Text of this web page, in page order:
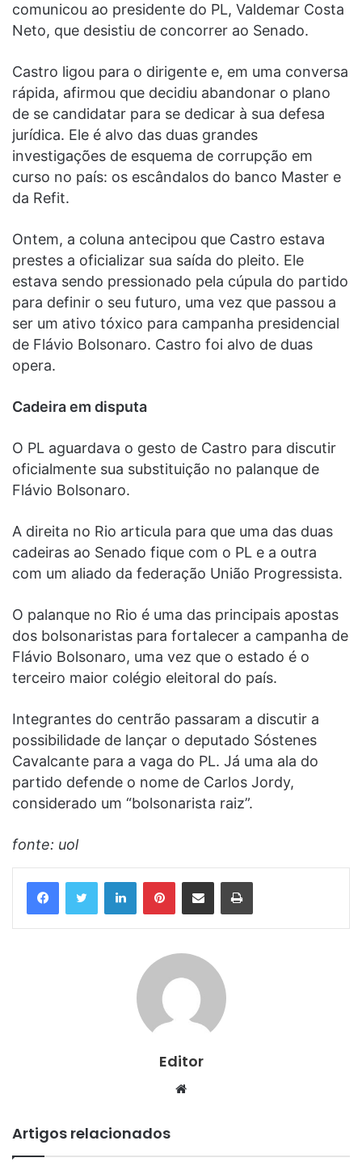
comunicou ao presidente do PL, Valdemar Costa
Neto, que desistiu de concorrer ao Senado.
Castro ligou para o dirigente e, em uma conversa
rápida, afirmou que decidiu abandonar o plano
de se candidatar para se dedicar à sua defesa
jurídica. Ele é alvo das duas grandes
investigações de esquema de corrupção em
curso no país: os escândalos do banco Master e
da Refit.
Ontem, a coluna antecipou que Castro estava
prestes a oficializar sua saída do pleito. Ele
estava sendo pressionado pela cúpula do partido
para definir o seu futuro, uma vez que passou a
ser um ativo tóxico para campanha presidencial
de Flávio Bolsonaro. Castro foi alvo de duas
opera.
Cadeira em disputa
O PL aguardava o gesto de Castro para discutir
oficialmente sua substituição no palanque de
Flávio Bolsonaro.
A direita no Rio articula para que uma das duas
cadeiras ao Senado fique com o PL e a outra
com um aliado da federação União Progressista.
O palanque no Rio é uma das principais apostas
dos bolsonaristas para fortalecer a campanha de
Flávio Bolsonaro, uma vez que o estado é o
terceiro maior colégio eleitoral do país.
Integrantes do centrão passaram a discutir a
possibilidade de lançar o deputado Sóstenes
Cavalcante para a vaga do PL. Já uma ala do
partido defende o nome de Carlos Jordy,
considerado um “bolsonarista raiz”.
fonte: uol
LinkedinPinterestCompartilhar via e-mail Imprimir
Editor
Website
Artigos relacionados